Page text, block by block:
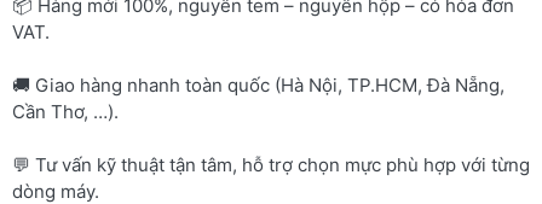
📦 Hàng mới 100%, nguyên tem – nguyên hộp – có hóa đơn
VAT.
🚚 Giao hàng nhanh toàn quốc (Hà Nội, TP.HCM, Đà Nẵng,
Cần Thơ, …).
💬 Tư vấn kỹ thuật tận tâm, hỗ trợ chọn mực phù hợp với từng
dòng máy.